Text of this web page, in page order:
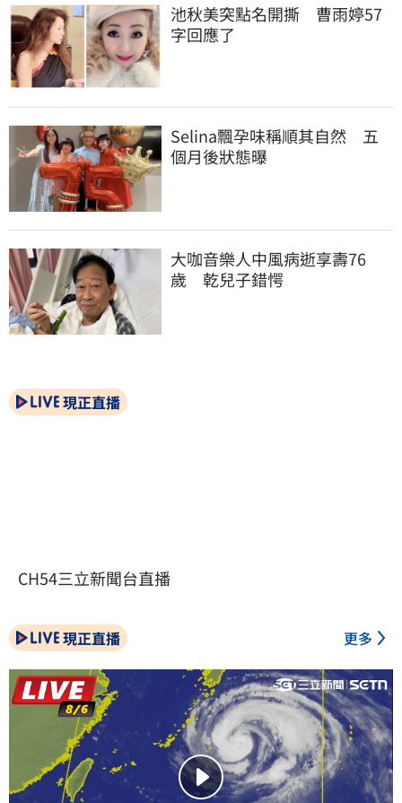
池秋美突點名開撕　曹雨婷57
字回應了
Selina飄孕味稱順其自然　五
個月後狀態曝
大咖音樂人中風病逝享壽76
歲　乾兒子錯愕
現正直播
CH54三立新聞台直播
現正直播 更多